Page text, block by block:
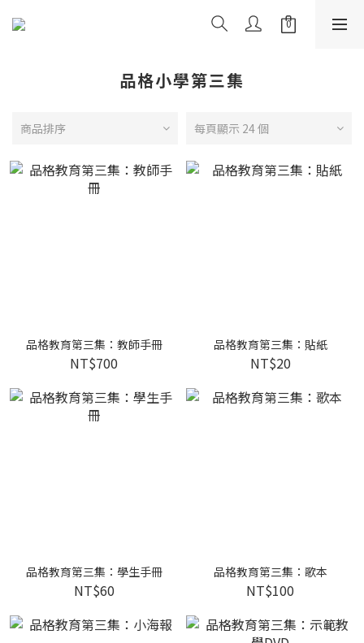
品格小學第三集
商品排序 每頁顯示 24 個
品格教育第三集：教師手冊
NT$700
品格教育第三集：貼紙
NT$20
品格教育第三集：學生手冊
NT$60
品格教育第三集：歌本
NT$100